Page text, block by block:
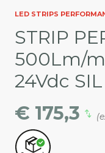
LED STRIPS
STRIP
500Lm/
24Vdc SIL
€ 175,3